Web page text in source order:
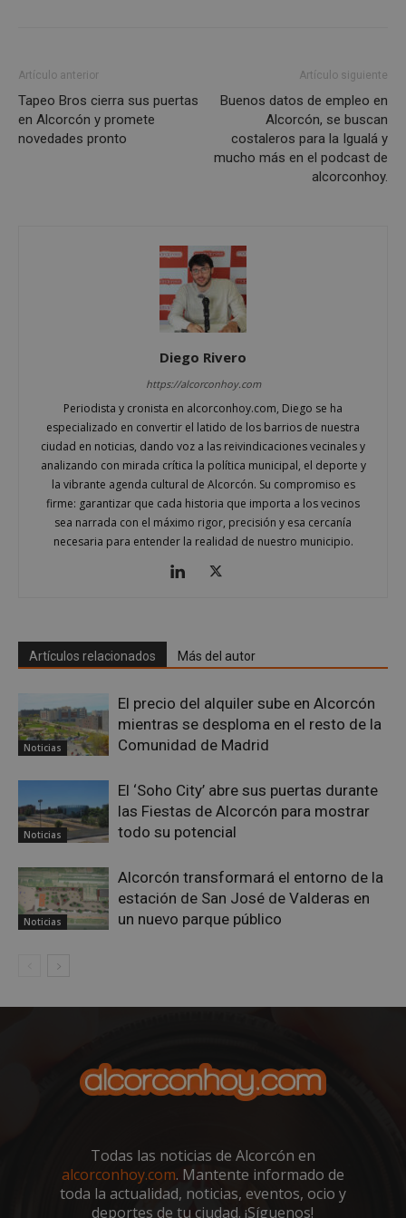
Artículo anterior
Tapeo Bros cierra sus puertas
en Alcorcón y promete
novedades pronto
Artículo siguiente
Buenos datos de empleo en
Alcorcón, se buscan
costaleros para la Igualá y
mucho más en el podcast de
alcorconhoy.
Diego Rivero
https://alcorconhoy.com
Periodista y cronista en alcorconhoy.com, Diego se ha
especializado en convertir el latido de los barrios de nuestra
ciudad en noticias, dando voz a las reivindicaciones vecinales y
analizando con mirada crítica la política municipal, el deporte y
la vibrante agenda cultural de Alcorcón. Su compromiso es
firme: garantizar que cada historia que importa a los vecinos
sea narrada con el máximo rigor, precisión y esa cercanía
necesaria para entender la realidad de nuestro municipio.
Artículos relacionados Más del autor
Noticias
El precio del alquiler sube en Alcorcón
mientras se desploma en el resto de la
Comunidad de Madrid
Noticias
El ‘Soho City’ abre sus puertas durante
las Fiestas de Alcorcón para mostrar
todo su potencial
Noticias
Alcorcón transformará el entorno de la
estación de San José de Valderas en
un nuevo parque público
Todas las noticias de Alcorcón en
alcorconhoy.com. Mantente informado de
toda la actualidad, noticias, eventos, ocio y
deportes de tu ciudad. ¡Síguenos!
Cookies de funcionalidad
Cookies no clasificadas
Las cookies estrictamente necesarias permiten la
Proveedor
Dominio
PHP.net
alcorconhoy.com
AWSALBCORS
Amazon.com
1 semana
.youtube.com